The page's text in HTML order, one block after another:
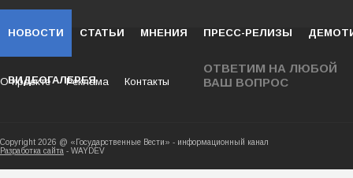
НОВОСТИ СТАТЬИ МНЕНИЯ ПРЕСС-РЕЛИЗЫ
ВИДЕОГАЛЕРЕЯ
ОТВЕТИМ НА ЛЮБОЙ
ВАШ ВОПРОС
О проекте Реклама Контакты
Copyright 2026 @ «Государственные Вести» -
Разработка сайта - WAYDEV